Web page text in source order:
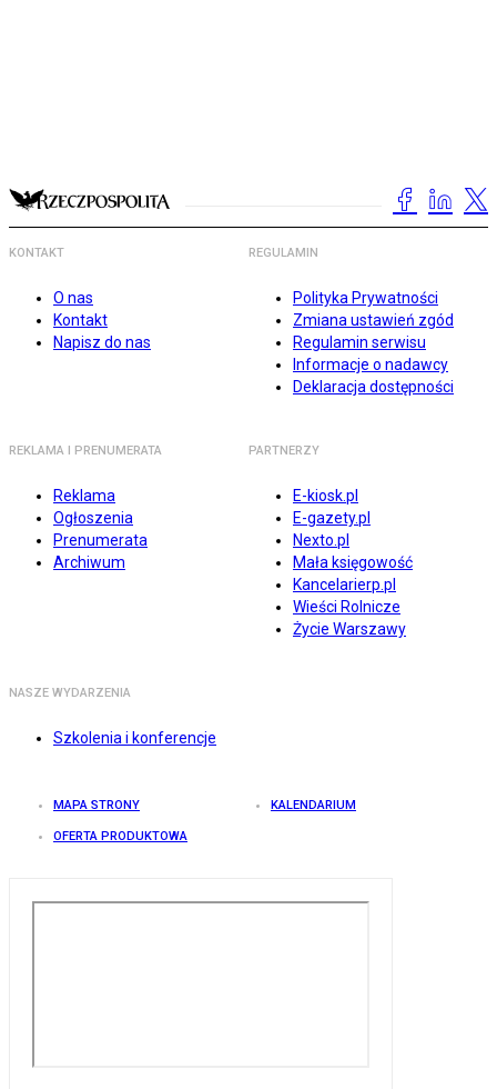
KONTAKT
O nas
Kontakt
Napisz do nas
REGULAMIN
Polityka Prywatności
Zmiana ustawień zgód
Regulamin serwisu
Informacje o nadawcy
Deklaracja dostępności
REKLAMA I PRENUMERATA
Reklama
Ogłoszenia
Prenumerata
Archiwum
PARTNERZY
E-kiosk.pl
E-gazety.pl
Nexto.pl
Mała księgowość
Kancelarierp.pl
Wieści Rolnicze
Życie Warszawy
NASZE WYDARZENIA
Szkolenia i konferencje
MAPA STRONY KALENDARIUM
OFERTA PRODUKTOWA